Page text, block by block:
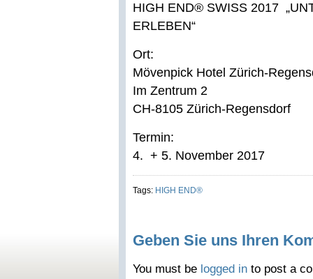
HIGH END® SWISS 2017
ERLEBEN“
Ort:
Mövenpick Hotel Zürich-
Im Zentrum 2
CH-8105 Zürich-Regensdorf
Termin:
4. + 5. November 2017
Tags: HIGH END®
Geben Sie uns Ihren
You must be logged in to post a